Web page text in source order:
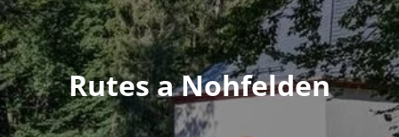
Rutes a Nohfelden